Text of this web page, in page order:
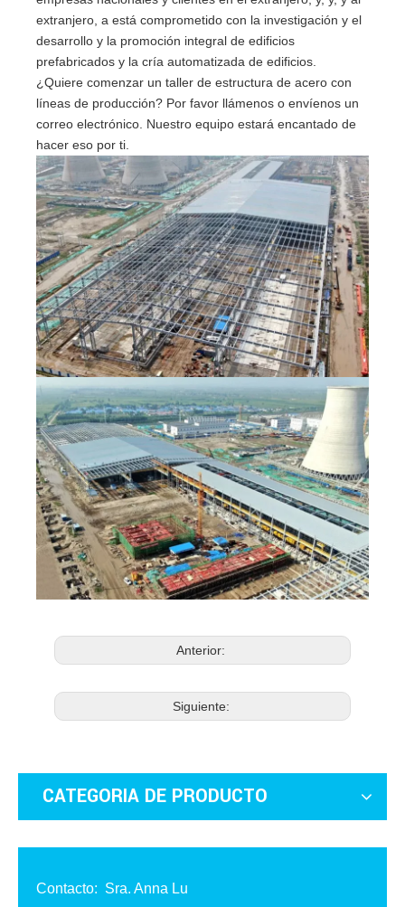
extranjero, a está comprometido con la investigación y el
desarrollo y la promoción integral de edificios
prefabricados y la cría automatizada de edificios.
¿Quiere comenzar un taller de estructura de acero con
líneas de producción? Por favor llámenos o envíenos un
correo electrónico. Nuestro equipo estará encantado de
hacer eso por ti.
Anterior:
Siguiente:
CATEGORIA DE PRODUCTO
Contacto: Sra. Anna Lu